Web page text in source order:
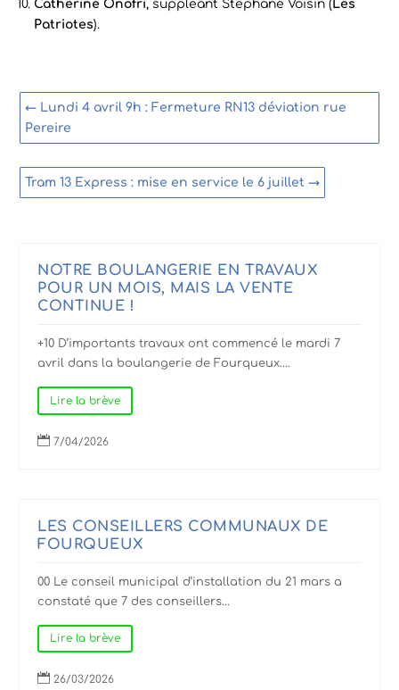
Catherine Onofri, suppléant Stéphane Voisin (Les
Patriotes).
← Lundi 4 avril 9h : Fermeture RN13 déviation rue
Pereire
Tram 13 Express : mise en service le 6 juillet →
NOTRE BOULANGERIE EN TRAVAUX
POUR UN MOIS, MAIS LA VENTE
CONTINUE !
+10 D’importants travaux ont commencé le mardi 7
avril dans la boulangerie de Fourqueux....
Lire la brève
 7/04/2026
LES CONSEILLERS COMMUNAUX DE
FOURQUEUX
00 Le conseil municipal d’installation du 21 mars a
constaté que 7 des conseillers...
Lire la brève
 26/03/2026